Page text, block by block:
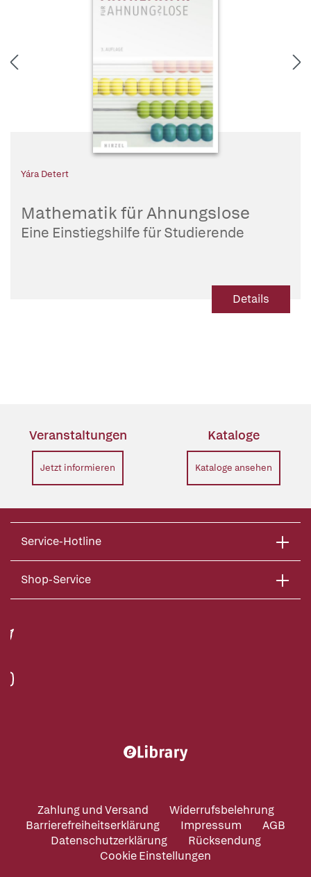
Yára Detert
Mathematik für Ahnungslose
Eine Einstiegshilfe für Studierende
Details
Veranstaltungen
Jetzt informieren
Kataloge
Kataloge ansehen
Service-Hotline
Shop-Service
Zahlung und Versand
Widerrufsbelehrung
Barrierefreiheitserklärung
Impressum
AGB
Datenschutzerklärung
Rücksendung
Cookie Einstellungen